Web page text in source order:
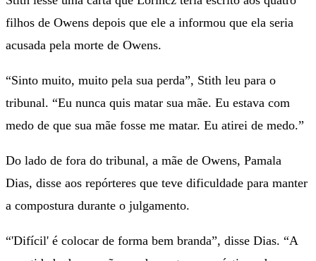
filhos de Owens depois que ele a informou que ela seria
acusada pela morte de Owens.
“Sinto muito, muito pela sua perda”, Stith leu para o
tribunal. “Eu nunca quis matar sua mãe. Eu estava com
medo de que sua mãe fosse me matar. Eu atirei de medo.”
Do lado de fora do tribunal, a mãe de Owens, Pamala
Dias, disse aos repórteres que teve dificuldade para manter
a compostura durante o julgamento.
“'Difícil' é colocar de forma bem branda”, disse Dias. “A